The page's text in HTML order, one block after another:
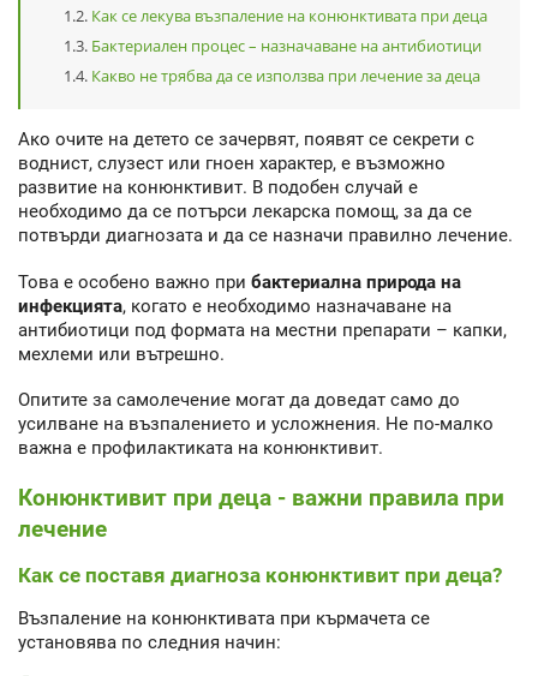
Как се лекува възпаление на конюнктивата при деца
Бактериален процес – назначаване на антибиотици
Какво не трябва да се използва при лечение за деца
Ако очите на детето се зачервят, появят се секрети с
воднист, слузест или гноен характер, е възможно
развитие на конюнктивит. В подобен случай е
необходимо да се потърси лекарска помощ, за да се
потвърди диагнозата и да се назначи правилно лечение.
Това е особено важно при бактериална природа на
инфекцията, когато е необходимо назначаване на
антибиотици под формата на местни препарати – капки,
мехлеми или вътрешно.
Опитите за самолечение могат да доведат само до
усилване на възпалението и усложнения. Не по-малко
важна е профилактиката на конюнктивит.
Конюнктивит при деца - важни правила при
лечение
Как се поставя диагноза конюнктивит при деца?
Възпаление на конюнктивата при кърмачета се
установява по следния начин: